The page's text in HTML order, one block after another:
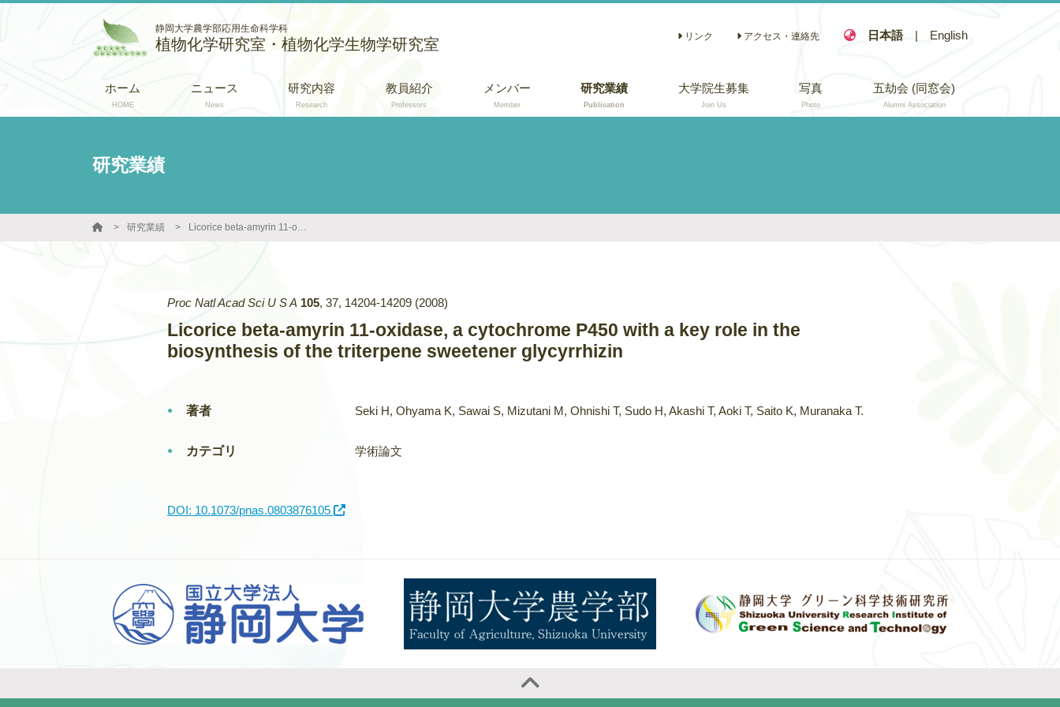
静岡大学農学部応用生命科学科
植物化学研究室・植物化学生物学研究室 リンク アクセス・連絡先 日本語 | English
ホーム
HOME
ニュース
News
研究内容
Research
教員紹介
Professors
メンバー
Member
研究業績
Publication
大学院生募集
Join Us
写真
Photo
五劫会 (同窓会)
Alumni Association
研究業績
研究業績 Licorice beta-amyrin 11-oxidase, a cytochrome P450 with a key role in the biosynthesis of the triterpene sweetener glycyrrhizin
Proc Natl Acad Sci U S A 105, 37, 14204-14209 (2008)
Licorice beta-amyrin 11-oxidase, a cytochrome P450 with a key role in the
biosynthesis of the triterpene sweetener glycyrrhizin
著者 Seki H, Ohyama K, Sawai S, Mizutani M, Ohnishi T, Sudo H, Akashi T, Aoki T, Saito K, Muranaka T.
カテゴリ 学術論文
DOI: 10.1073/pnas.0803876105